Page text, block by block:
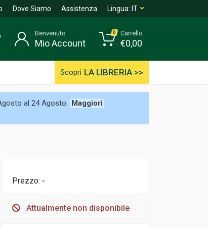
Dove Siamo Assistenza Lingua: IT
Scopri LA LIBRERIA >>
Benvenuto
Mio Account
0 Carrello
€0,00
al 24 Agosto. Maggiori
Prezzo: -
Attualmente non disponibile